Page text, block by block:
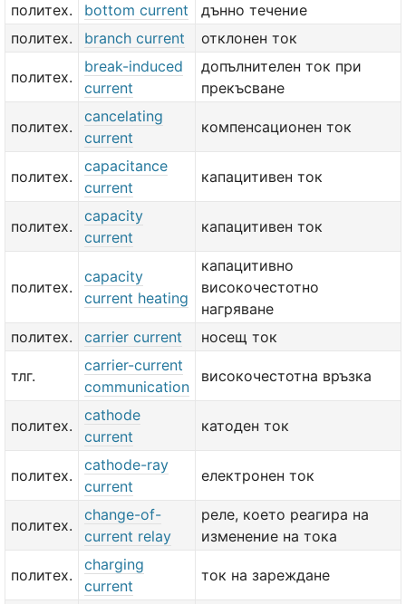
политех.
bottom current
дънно течение
политех.
branch current отклонен ток
политех.
break-induced
current
допълнителен ток при
прекъсване
политех.
cancelating
current
компенсационен ток
политех.
capacitance
current
капацитивен ток
политех.
capacity
current
капацитивен ток
политех.
capacity
current heating
капацитивно
високочестотно
нагряване
политех.
carrier current носещ ток
тлг.
carrier-current
communication
високочестотна връзка
политех.
cathode
current
катоден ток
политех.
cathode-ray
current
електронен ток
политех.
change-of-
current relay
реле, което реагира на
изменение на тока
политех.
charging
current
ток на зареждане